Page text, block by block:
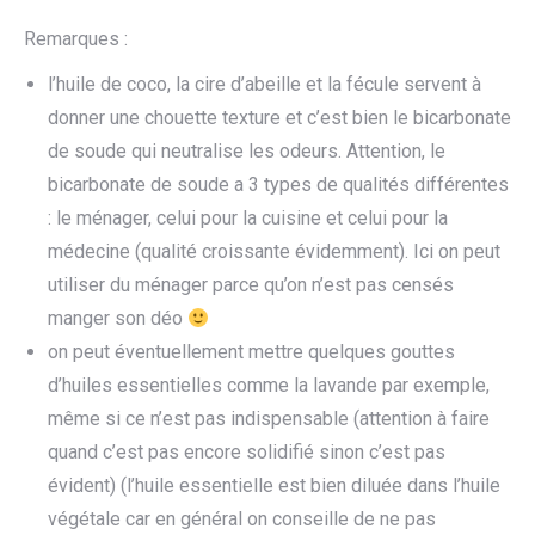
Remarques :
l’huile de coco, la cire d’abeille et la fécule servent à
donner une chouette texture et c’est bien le bicarbonate
de soude qui neutralise les odeurs. Attention, le
bicarbonate de soude a 3 types de qualités différentes
: le ménager, celui pour la cuisine et celui pour la
médecine (qualité croissante évidemment). Ici on peut
utiliser du ménager parce qu’on n’est pas censés
manger son déo
on peut éventuellement mettre quelques gouttes
d’huiles essentielles comme la lavande par exemple,
même si ce n’est pas indispensable (attention à faire
quand c’est pas encore solidifié sinon c’est pas
évident) (l’huile essentielle est bien diluée dans l’huile
végétale car en général on conseille de ne pas